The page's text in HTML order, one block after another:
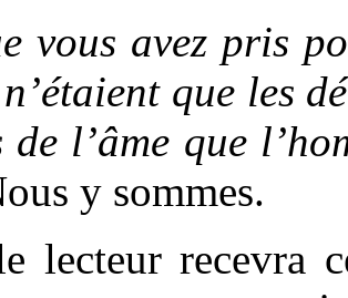
vous avez pris
n’étaient que les
l’âme que
y sommes.
lecteur recevra